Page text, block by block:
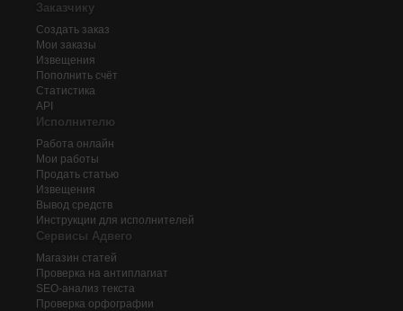
Заказчику
Создать заказ
Мои заказы
Извещения
Пополнить счёт
Статистика
API
Исполнителю
Работа онлайн
Мои работы
Продать статью
Извещения
Вывод средств
Инструкции для исполнителей
Сервисы Адвего
Магазин статей
Проверка на антиплагиат
SEO-анализ текста
Проверка орфографии